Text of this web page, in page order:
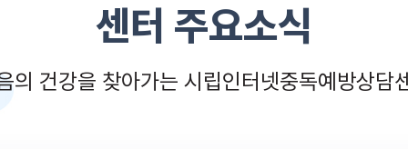
센터 주요소식
의 건강을 찾아가는 시립인터넷중독예방상담